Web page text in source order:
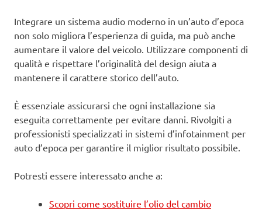
Integrare un sistema audio moderno in un’auto d’epoca
non solo migliora l’esperienza di guida, ma può anche
aumentare il valore del veicolo. Utilizzare componenti di
qualità e rispettare l’originalità del design aiuta a
mantenere il carattere storico dell’auto.
È essenziale assicurarsi che ogni installazione sia
eseguita correttamente per evitare danni. Rivolgiti a
professionisti specializzati in sistemi d’infotainment per
auto d’epoca per garantire il miglior risultato possibile.
Potresti essere interessato anche a:
Scopri come sostituire l’olio del cambio